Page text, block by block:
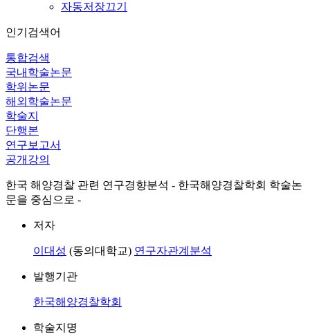
자동저장끄기
인기검색어
통합검색
국내학술논문
학위논문
해외학술논문
학술지
단행본
연구보고서
공개강의
한국 해양경찰 관련 연구경향분석 - 한국해양경찰학회 학술논
문을 중심으로 -
저자
이대성 (동의대학교) 연구자관계분석
발행기관
한국해양경찰학회
학술지명